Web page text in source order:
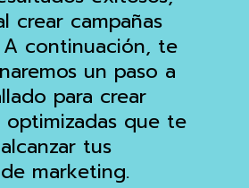
crear campañas
continuación, te
un paso a
para crear
optimizadas que te
tus
marketing.